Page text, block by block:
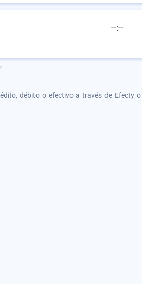
--:--
débito o efectivo a través de Efecty